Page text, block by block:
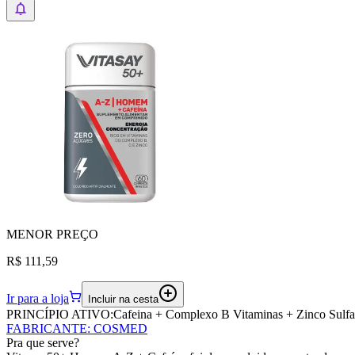
MENOR PREÇO
R$ 111,59
Ir para a loja Incluir na cesta
PRINCÍPIO ATIVO:Cafeina + Complexo B Vitaminas + Zinco
FABRICANTE: COSMED
Pra que serve?